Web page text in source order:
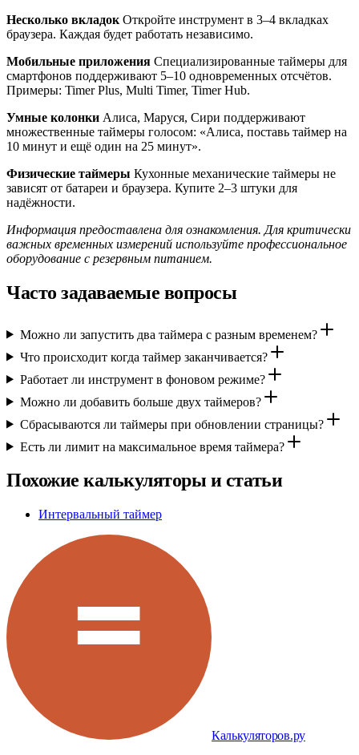
Несколько вкладок Откройте инструмент в 3–4 вкладках
браузера. Каждая будет работать независимо.
Мобильные приложения Специализированные таймеры для
смартфонов поддерживают 5–10 одновременных отсчётов.
Примеры: Timer Plus, Multi Timer, Timer Hub.
Умные колонки Алиса, Маруся, Сири поддерживают
множественные таймеры голосом: «Алиса, поставь таймер на
10 минут и ещё один на 25 минут».
Физические таймеры Кухонные механические таймеры не
зависят от батареи и браузера. Купите 2–3 штуки для
надёжности.
Информация предоставлена для ознакомления. Для критически
важных временных измерений используйте профессиональное
оборудование с резервным питанием.
Часто задаваемые вопросы
Можно ли запустить два таймера с разным временем?
Что происходит когда таймер заканчивается?
Работает ли инструмент в фоновом режиме?
Можно ли добавить больше двух таймеров?
Сбрасываются ли таймеры при обновлении страницы?
Есть ли лимит на максимальное время таймера?
Похожие калькуляторы и статьи
Интервальный таймер
Калькуляторов.ру